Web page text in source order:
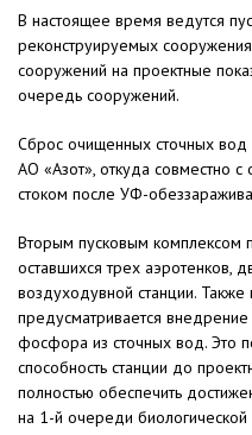
В настоящее время ведутся
реконструируемых
сооружений на проектные
очередь сооружений.
Сброс очищенных сточных
АО «Азот», откуда совместно
стоком после УФ-
Вторым пусковым комплексом
оставшихся трех аэротенков,
воздуходувной станции.
предусматривается
фосфора из сточных вод. Это
способность станции до
полностью обеспечить
на 1-й очереди биологической